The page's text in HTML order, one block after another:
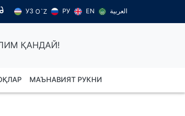
УЗ O`Z РУ EN العربية
ҚАНДАЙ!
МАЪНАВИЯТ РУКНИ